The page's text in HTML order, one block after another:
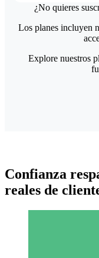
¿No quieres
Los planes incluyen
Explore nuestros
Confianza
reales de